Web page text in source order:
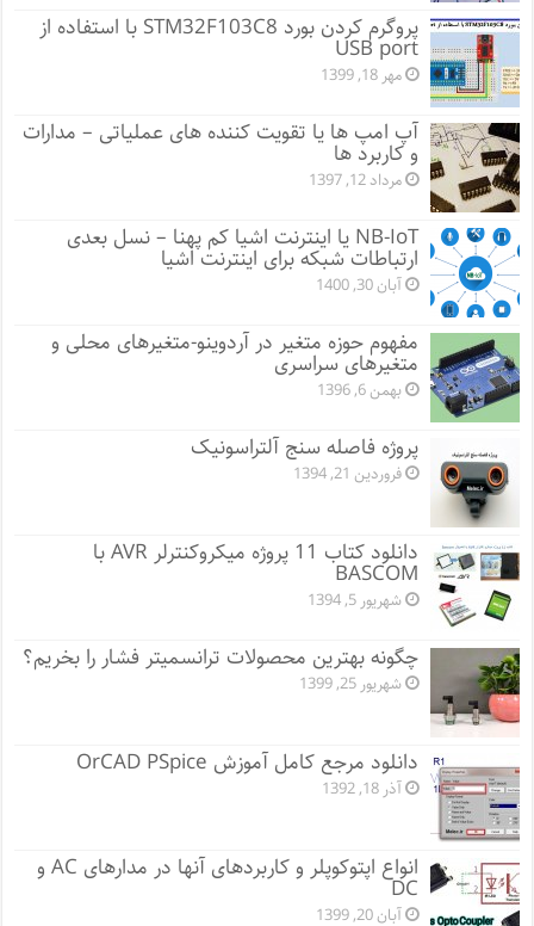
پروگرم کردن بورد STM32F103C8 با استفاده از
USB port
مهر 18, 1399
آپ امپ ها یا تقویت کننده های عملیاتی – مدارات
و کاربرد ها
مرداد 12, 1397
NB-IoT یا اینترنت اشیا کم پهنا – نسل بعدی
ارتباطات شبکه برای اینترنت اشیا
آبان 30, 1400
مفهوم حوزه متغیر در آردوینو-متغیرهای محلی و
متغیرهای سراسری
بهمن 6, 1396
پروژه فاصله سنج آلتراسونیک
فروردین 21, 1394
دانلود کتاب 11 پروژه میکروکنترلر AVR با
BASCOM
شهریور 5, 1394
چگونه بهترین محصولات ترانسمیتر فشار را بخریم؟
شهریور 25, 1399
دانلود مرجع کامل آموزش OrCAD PSpice
آذر 18, 1392
انواع اپتوکوپلر و کاربردهای آنها در مدارهای AC و
DC
آبان 20, 1399